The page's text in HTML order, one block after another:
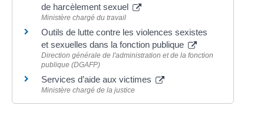
de harcèlement sexuel
Ministère chargé du travail
Outils de lutte contre les violences sexistes
et sexuelles dans la fonction publique
Direction générale de l'administration et de la fonction
publique (DGAFP)
Services d’aide aux victimes
Ministère chargé de la justice